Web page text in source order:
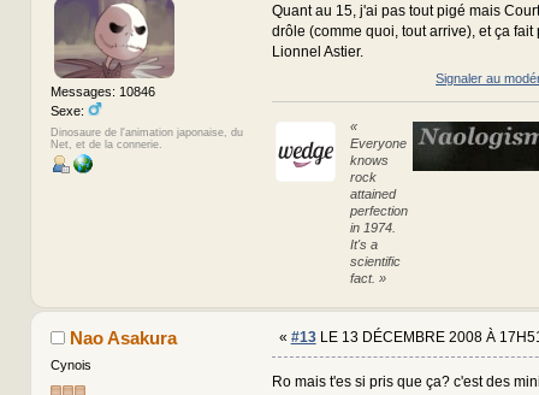
Messages: 10846
Sexe:
Dinosaure de l'animation japonaise, du
Net, et de la connerie.
Quant au 15, j'ai pas tout pigé mais
drôle (comme quoi, tout arrive), et ça fait
Lionnel Astier.
Signaler au
«
Everyone
knows
rock
attained
perfection
in 1974.
It's a
scientific
fact. »
Nao Asakura
Cynois
« #13LE 13 DÉCEMBRE 2008 À
Ro mais t'es si pris que ça? c'est des